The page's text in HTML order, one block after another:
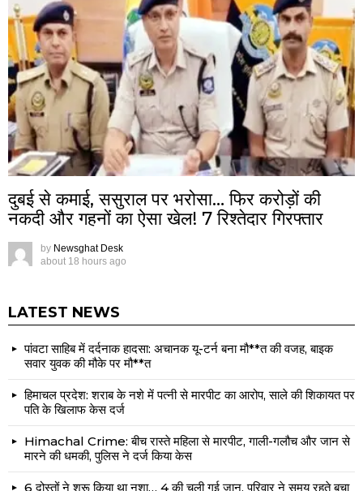
दुबई से कमाई, ससुराल पर भरोसा… फिर करोड़ों की
नकदी और गहनों का ऐसा खेल! 7 रिश्तेदार गिरफ्तार
by Newsghat Desk
about 18 hours ago
LATEST NEWS
पांवटा साहिब में दर्दनाक हादसा: अचानक यू-टर्न बना मौ**त की वजह, बाइक
सवार युवक की मौके पर मौ**त
हिमाचल प्रदेश: शराब के नशे में पत्नी से मारपीट का आरोप, साले की शिकायत पर
पति के खिलाफ केस दर्ज
Himachal Crime: बीच रास्ते महिला से मारपीट, गाली-गलौच और जान से
मारने की धमकी, पुलिस ने दर्ज किया केस
6 दोस्तों ने शुरू किया था नशा… 4 की चली गई जान, परिवार ने समय रहते बचा